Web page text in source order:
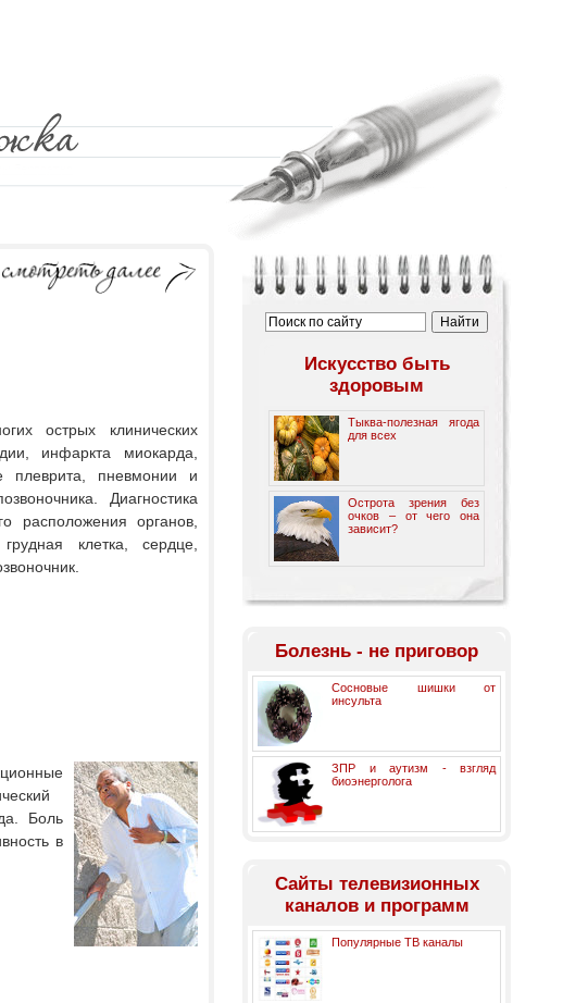
острых кли­нических
инфаркта миокарда,
плеврита, пневмонии и
Диагностика
расположения органов,
клетка, сердце,
Боль
в
Искусство быть
здоровым
Тыква-полезная ягода
для всех
Острота зрения без
очков – от чего она
зависит?
Болезнь - не приговор
Сосновые шишки от
инсульта
ЗПР и аутизм - взгляд
биоэнерголога
Cайты телевизионных
каналов и программ
Популярные ТВ каналы